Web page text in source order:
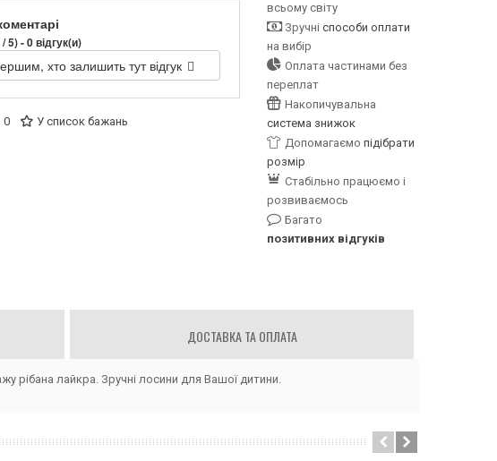
5) - 0 відгук(и)
хто залишить тут відгук
0 У список бажань
всьому світу
Зручні способи оплати
на вибір
Оплата частинами без
переплат
Накопичувальна
система знижок
Допомагаємо підібрати
розмір
Стабільно працюємо і
розвиваємось
Багато
позитивних відгуків
ДОСТАВКА ТА ОПЛАТА
рібана лайкра. Зручні лосини для Вашої дитини.